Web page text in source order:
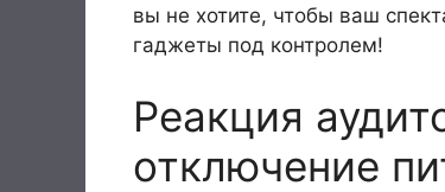
вы не хотите, чтобы ваш
гаджеты под контролем!
Реакция
отключение